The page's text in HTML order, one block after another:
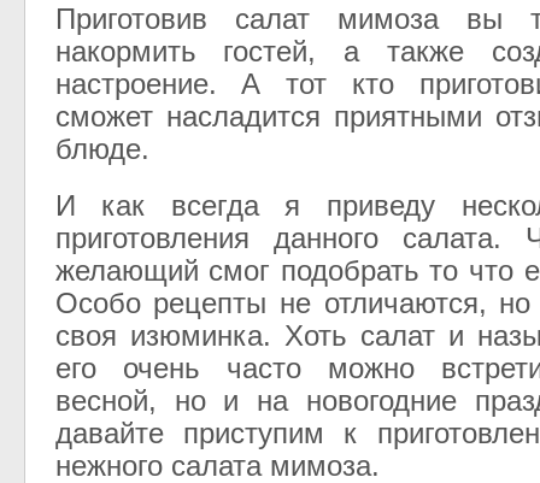
Приготовив салат мимоза вы
накормить гостей, а также
настроение. А тот кто
сможет насладится приятными
блюде.
И как всегда я приведу
приготовления данного
желающий смог подобрать то что
Особо рецепты не отличаются,
своя изюминка. Хоть салат и
его очень часто можно
весной, но и на новогодние
давайте приступим к
нежного салата мимоза.